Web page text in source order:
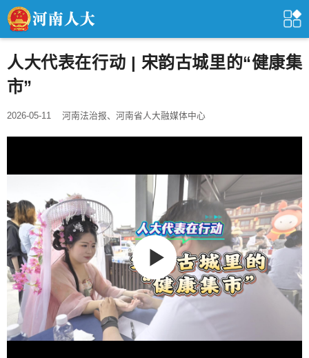
人大代表在行动 | 宋韵古城里的“健康集
市”
2026-05-11 河南法治报、河南省人大融媒体中心